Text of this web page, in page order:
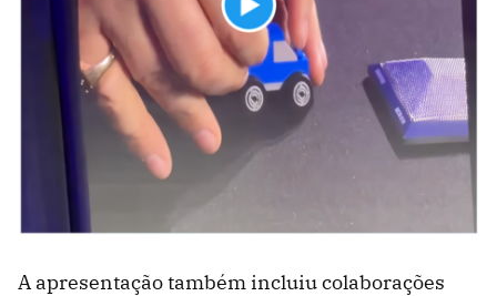
A apresentação também incluiu colaborações